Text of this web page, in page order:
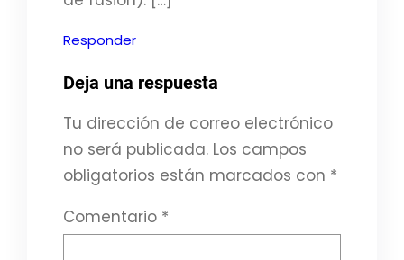
Responder
Deja una respuesta
Tu dirección de correo electrónico
no será publicada. Los campos
obligatorios están marcados con *
Comentario *